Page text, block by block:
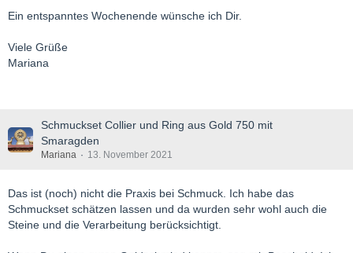
Ein entspanntes Wochenende wünsche ich Dir.
Viele Grüße
Mariana
Schmuckset Collier und Ring aus Gold 750 mit
Smaragden
Mariana 13. November 2021
Das ist (noch) nicht die Praxis bei Schmuck. Ich habe das
Schmuckset schätzen lassen und da wurden sehr wohl auch die
Steine und die Verarbeitung berücksichtigt.